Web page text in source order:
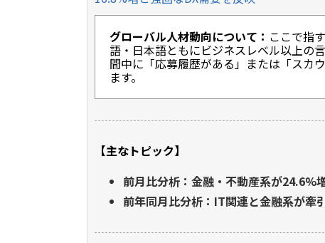
グローバル人材動向について： ここで指
語・日本語ともにビジネスレベル以上の
間中に「応募履歴がある」または「スカ
ます。
【主なトピック】
前月比分析：金融・不動産系が24.6%
前年同月比分析：IT関連と金融系が牽